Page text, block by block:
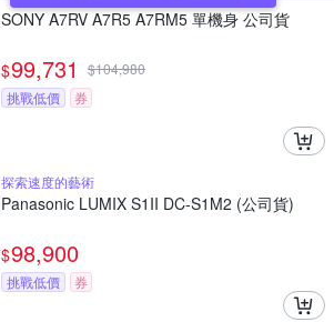
SONY A7RV A7R5 A7RM5 單機身 公司貨
$99,731 $104,980
挑戰低價
券
探索速度的藝術
Panasonic LUMIX S1II DC-S1M2 (公司貨)
$98,900
挑戰低價 券